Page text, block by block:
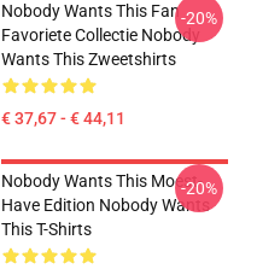
Nobody Wants This Fan
Favoriete Collectie Nobody
Wants This Zweetshirts
€ 37,67 - € 44,11
-20%
Nobody Wants This Moest-
Have Edition Nobody Wants
This T-Shirts
-20%